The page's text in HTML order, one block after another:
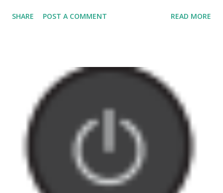
แน่ใจว่าคุณไม่ได้กดเลือก "การเพิ่มประสิทธิภาพสี" สำหรับเครื่อง
การพิมพ์แบบไร้ขอบตะช้ากว่าการพิมพ์แบบปกติ
SHARE POST A COMMENT READ MORE